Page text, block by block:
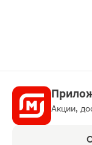
Акции,